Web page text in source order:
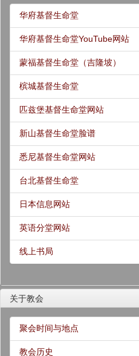
华府基督生命堂
华府基督生命堂YouTube网站
蒙福基督生命堂（吉隆坡）
槟城基督生命堂
匹兹堡基督生命堂网站
新山基督生命堂脸谱
悉尼基督生命堂网站
台北基督生命堂
日本信息网站
英语分堂网站
线上书局
关于教会
聚会时间与地点
教会历史